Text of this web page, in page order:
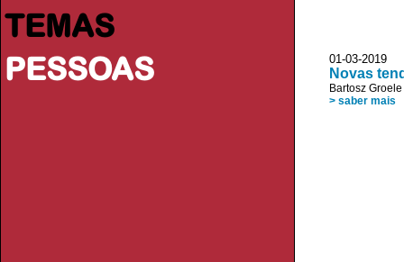
TEMAS
PESSOAS
01-03-
Novas
Bartosz Groele
> saber mais